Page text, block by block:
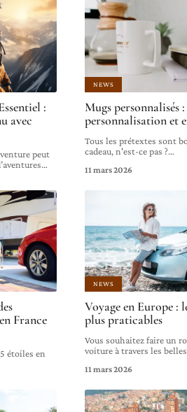
:
avec
peut
…
NEWS
Mugs personnalisés :
personnalisation et
Tous les prétextes sont
cadeau, n'est-ce pas ?…
11 mars 2026
France
étoiles en
NEWS
Voyage en Europe :
plus praticables
Vous souhaitez faire un
voiture à travers les belles
11 mars 2026